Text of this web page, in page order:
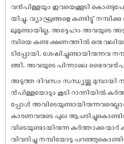
വൻപിള്ളയും ഇവയെക്കൂടി
യിച്ചു. വ്യാഘ്രങ്ങളെ കണ്ടിട്ടു്
ലുമുണ്ടായില്ല. അദ്ദേഹം അവയുടെ
മ്പിയെ കണ്ട ക്ഷണത്തിൽ ഒരു വലിയ
ടിപ്പോയി. ശേ‌ഷിച്ചുണ്ടായിരുന്നവ
ങ്ങി. അവയുടെ പിന്നാലെ
അടുത്ത ദിവസം സന്ധ്യയ്ക്കു മുമ്പായി
ൻപിള്ളയോടും കൂടി റാന്നിയിൽ
പ്പോൾ
കാരണവരുടെ പുല
വിടെയുണ്ടായിരുന്ന
വിവരിച്ചു നമ്പിയോടു